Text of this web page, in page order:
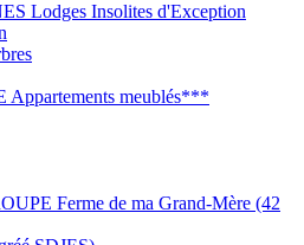
Lodges Insolites d'Exception
Appartements meublés***
Ferme de ma Grand-Mère (42